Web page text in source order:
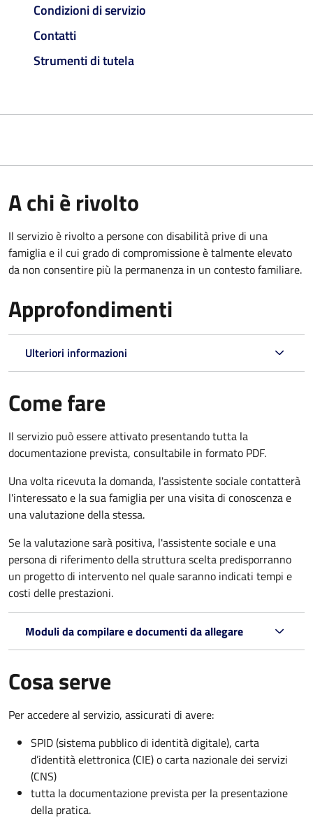
Condizioni di servizio
Contatti
Strumenti di tutela
A chi è rivolto
Il servizio è rivolto a persone con disabilità prive di una
famiglia e il cui grado di compromissione è talmente elevato
da non consentire più la permanenza in un contesto familiare.
Approfondimenti
Ulteriori informazioni
Come fare
Il servizio può essere attivato presentando tutta la
documentazione prevista, consultabile in formato PDF.
Una volta ricevuta la domanda, l'assistente sociale contatterà
l'interessato e la sua famiglia per una visita di conoscenza e
una valutazione della stessa.
Se la valutazione sarà positiva, l'assistente sociale e una
persona di riferimento della struttura scelta predisporranno
un progetto di intervento nel quale saranno indicati tempi e
costi delle prestazioni.
Moduli da compilare e documenti da allegare
Cosa serve
Per accedere al servizio, assicurati di avere:
SPID (sistema pubblico di identità digitale), carta
d’identità elettronica (CIE) o carta nazionale dei servizi
(CNS)
tutta la documentazione prevista per la presentazione
della pratica.